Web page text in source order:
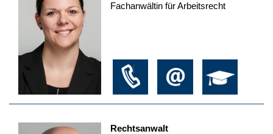
Fachanwältin für Arbeitsrecht
Rechtsanwalt